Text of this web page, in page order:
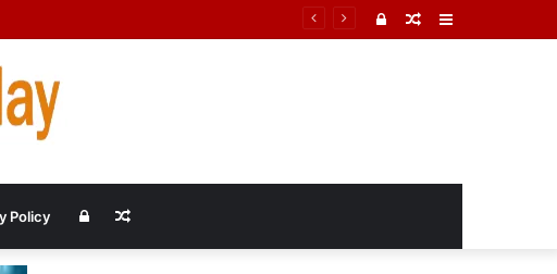
पोस्टमार्टम में तिल्ली फटने से मौत की पुष्टि Random
Log
Policy Random
Log